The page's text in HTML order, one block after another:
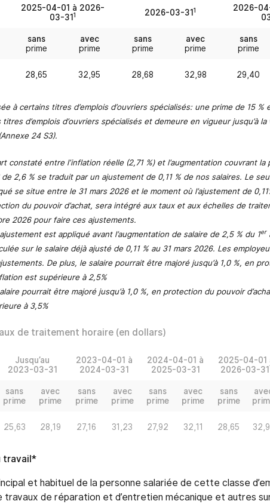
2025-04-01 à 2026-
03-31 1 2026-03-31 1
2026-
sans
prime
avec
prime
sans
prime
avec
prime
sans
prime
28,65 32,95 28,68 32,98 29,40
à certains titres d’emplois d’ouvriers spécialisés: une prime de 15
titres d’emplois d’ouvriers spécialisés et demeure en vigueur jusqu’à
24 S3).
constaté entre l’inflation réelle (2,71 %) et l’augmentation couvrant la
2,6 % se traduit par un ajustement de 0,11 % de nos salaires. Le
se situe entre le 31 mars 2026 et le moment où l’ajustement de
du pouvoir d’achat, sera intégré aux taux et aux échelles de
2026 pour faire ces ajustements.
est appliqué avant l’augmentation de salaire de 2,5 % du 1er
sur le salaire déjà ajusté de 0,11 % au 31 mars 2026. Les
De plus, le salaire pourrait être majoré jusqu’à 1,0 %, en
est supérieure à 2,5%
pourrait être majoré jusqu’à 1,0 %, en protection du pouvoir
à 3,5%
de traitement horaire (en dollars)
Jusqu’au
2023-03-31
2023-04-01 à
2024-03-31
2024-04-01 à
2025-03-31
2025-04-01
2026-03-31
sans
prime
avec
prime
sans
prime
avec
prime
sans
prime
avec
prime
sans
prime
25,63 28,19 27,16 31,23 27,92 32,11 28,65
travail*
et habituel de la personne salariée de cette classe
de réparation et d’entretien mécanique et autres